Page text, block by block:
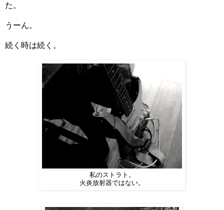
た。
うーん。
続く時は続く。
私のストラト。
火炎放射器ではない。